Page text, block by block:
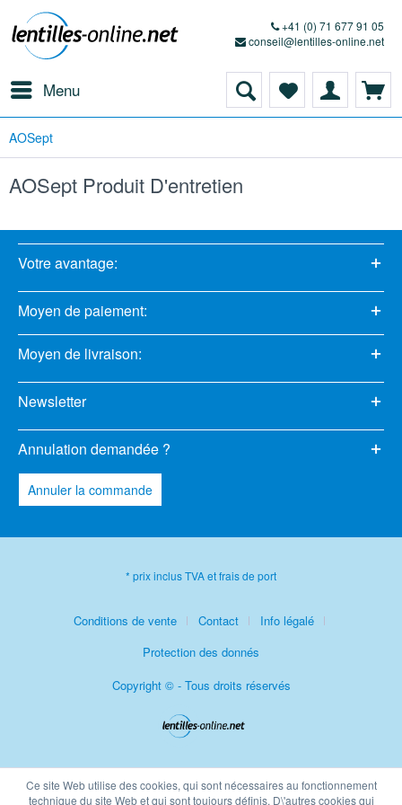
+41 (0) 71 677 91 05
conseil@lentilles-online.net
Menu
AOSept
AOSept Produit D'entretien
Votre avantage:
Moyen de paiement:
Moyen de livraison:
Newsletter
Annulation demandée ?
Annuler la commande
* prix inclus TVA et frais de port
Conditions de vente Contact
Info légalé
Protection des donnés
Copyright © - Tous droits réservés
Ce site Web utilise des cookies, qui sont nécessaires au fonctionnement
technique du site Web et qui sont toujours définis. D\'autres cookies qui